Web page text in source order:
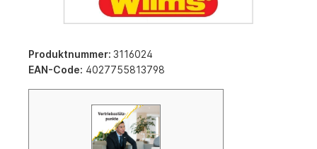
Produktnummer: 3116024
EAN-Code: 4027755813798